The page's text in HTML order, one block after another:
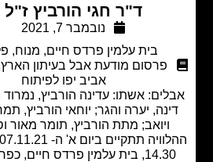
ד"ר חגי הורביץ ז"ל
נובמבר 7, 2021
בית עלמין פרדס חיים,מנוח,פלמ"ח,
פרסום מודעת אבל בעיתון הארץ,קרן תל
אביב יפו לפיתוח
אשתו: עדינה הורביץ, נמרוד הורביץ,
יערה והגר; יוחאי הורביץ, תמר, עידו
ויואב; מתת הורביץ, תומר מאור וסהר.
ההלוויה תתקיים ביום א' ה- 07.11.21, בשעה
14.30, בית עלמין פרדס חיים, כפר סבא